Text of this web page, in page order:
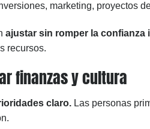
marketing, proyectos
ajustar sin romper la confianza
recursos.
finanzas y cultura
claro.Las personas